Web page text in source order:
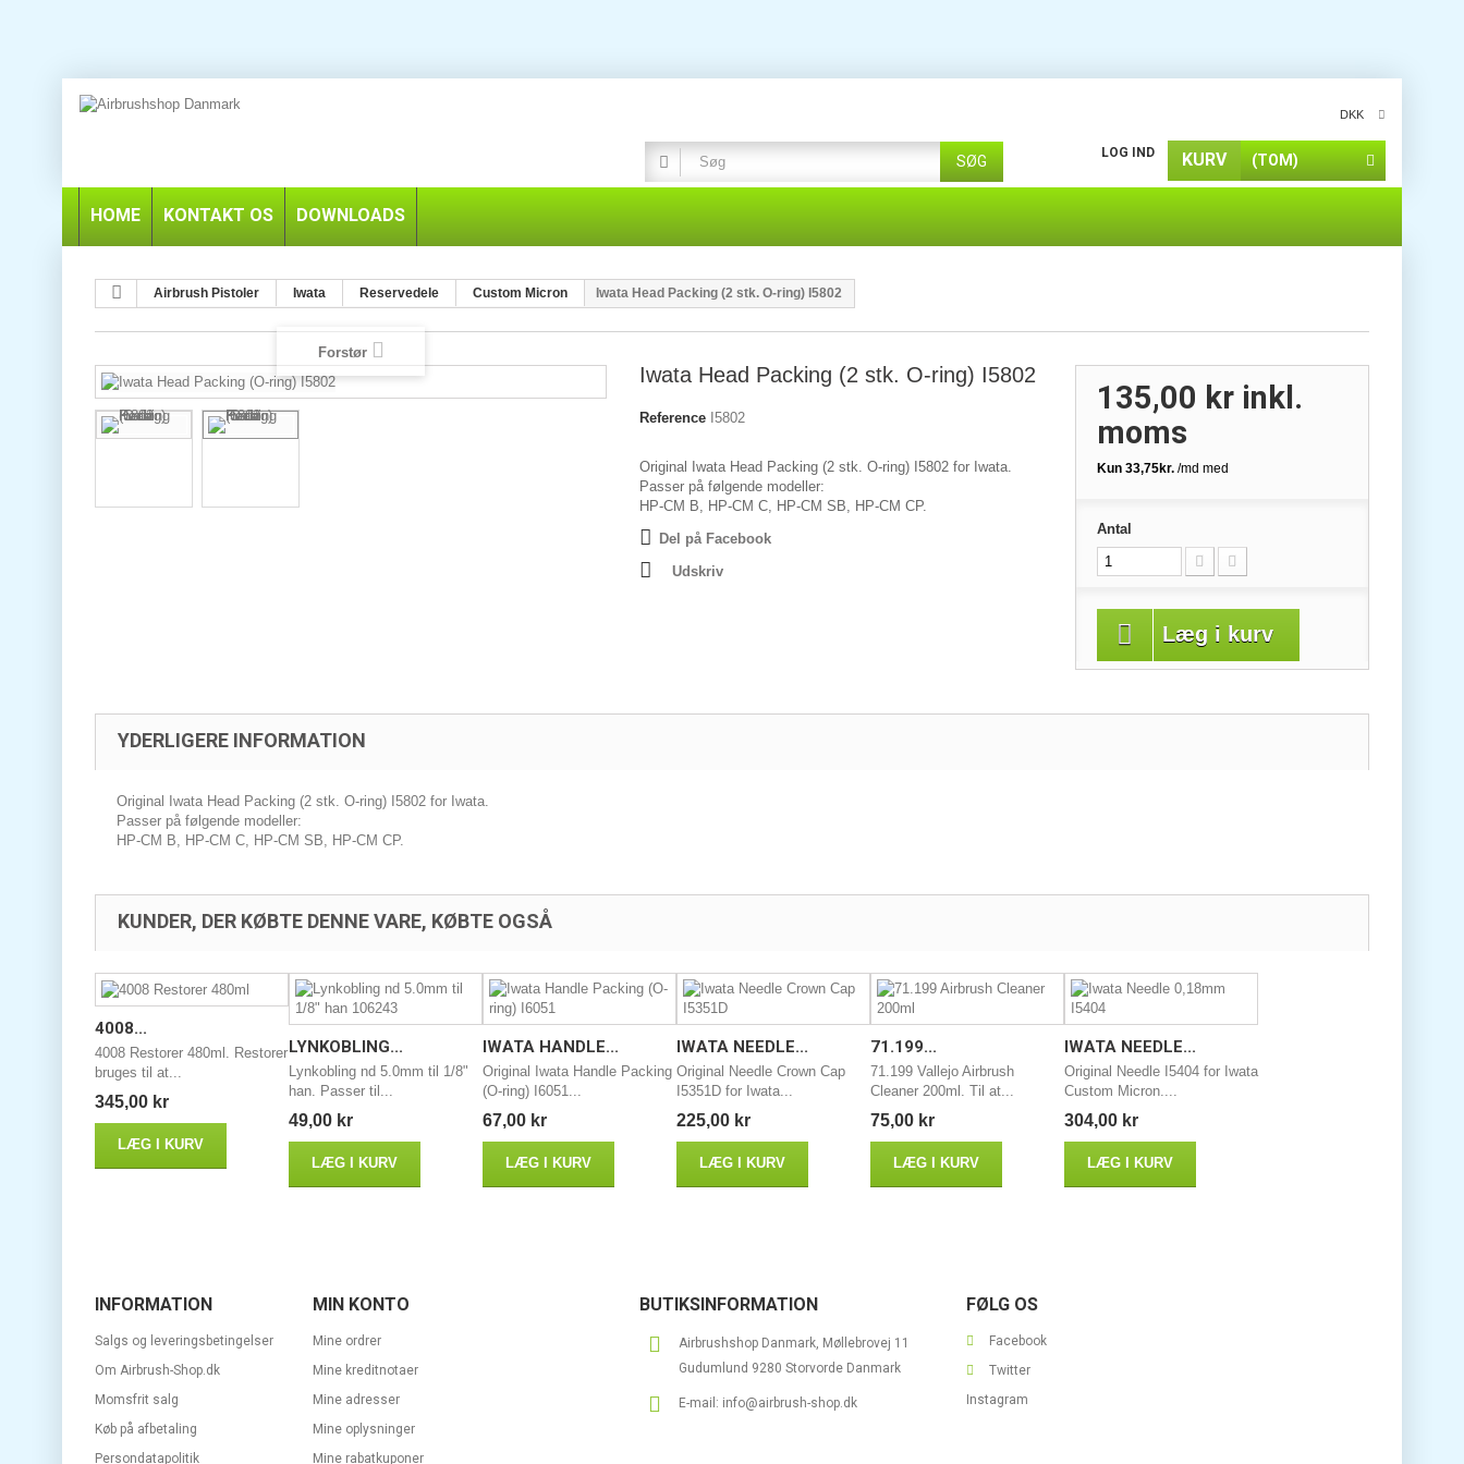
DKK
KURV (TOM)
LOG IND
SØG
HOME KONTAKT OS DOWNLOADS
Airbrush Pistoler Iwata Reservedele Custom Micron Iwata Head Packing (2 stk. O-ring) I5802
Forstør
Iwata Head Packing (2 stk. O-ring) I5802
Reference I5802
Original Iwata Head Packing (2 stk. O-ring) I5802 for Iwata.
Passer på følgende modeller:
HP-CM B, HP-CM C, HP-CM SB, HP-CM CP.
Del på Facebook
Udskriv
135,00 krinkl.
moms
Antal
Læg i kurv
YDERLIGERE INFORMATION
Original Iwata Head Packing (2 stk. O-ring) I5802 for Iwata.
Passer på følgende modeller:
HP-CM B, HP-CM C, HP-CM SB, HP-CM CP.
KUNDER, DER KØBTE DENNE VARE, KØBTE OGSÅ
4008...
4008 Restorer 480ml. Restorer
bruges til at...
345,00 kr
LÆG I KURV
LYNKOBLING...
Lynkobling nd 5.0mm til 1/8"
han. Passer til...
49,00 kr
LÆG I KURV
IWATA HANDLE...
Original Iwata Handle Packing
(O-ring) I6051...
67,00 kr
LÆG I KURV
IWATA NEEDLE...
Original Needle Crown Cap
I5351D for Iwata...
225,00 kr
LÆG I KURV
71.199...
71.199 Vallejo Airbrush
Cleaner 200ml. Til at...
75,00 kr
LÆG I KURV
IWATA NEEDLE...
Original Needle I5404 for Iwata
Custom Micron....
304,00 kr
LÆG I KURV
INFORMATION
Salgs og leveringsbetingelser
Om Airbrush-Shop.dk
Momsfrit salg
Køb på afbetaling
Persondatapolitik
MIN KONTO
Mine ordrer
Mine kreditnotaer
Mine adresser
Mine oplysninger
Mine rabatkuponer
BUTIKSINFORMATION
Airbrushshop Danmark, Møllebrovej 11
Gudumlund 9280 Storvorde Danmark
E-mail: info@airbrush-shop.dk
FØLG OS
Facebook
Twitter
Instagram